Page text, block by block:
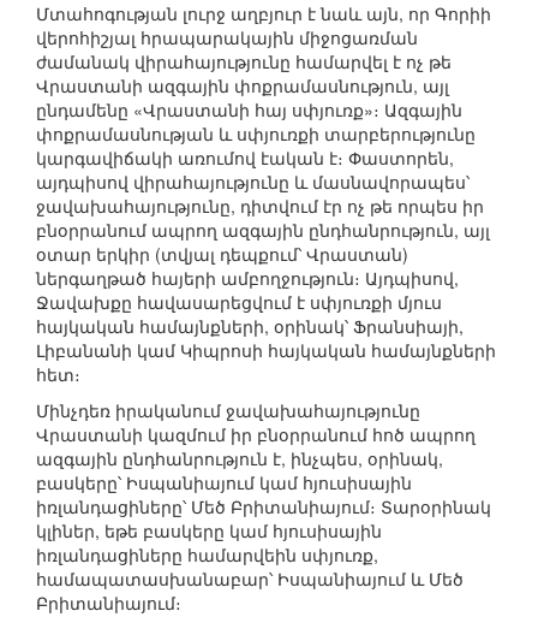
Մտահոգության լուրջ աղբյուր է նաև այն, որ Գորիի
վերոհիշյալ հրապարակային միջոցառման
ժամանակ վիրահայությունը համարվել է ոչ թե
Վրաստանի ազգային փոքրամասնություն, այլ
ընդամենը «Վրաստանի հայ սփյուռք»։ Ազգային
փոքրամասնության և սփյուռքի տարբերությունը
կարգավիճակի առումով էական է։ Փաստորեն,
այդպիսով վիրահայությունը և մասնավորապես՝
ջավախահայությունը, դիտվում էր ոչ թե որպես իր
բնօրրանում ապրող ազգային ընդհանրություն, այլ
օտար երկիր (տվյալ դեպքում՝ Վրաստան)
ներգաղթած հայերի ամբողջություն։ Այդպիսով,
Ջավախքը հավասարեցվում է սփյուռքի մյուս
հայկական համայնքների, օրինակ՝ Ֆրանսիայի,
Լիբանանի կամ Կիպրոսի հայկական համայնքների
հետ։
Մինչդեռ իրականում ջավախահայությունը
Վրաստանի կազմում իր բնօրրանում հոծ ապրող
ազգային ընդհանրություն է, ինչպես, օրինակ,
բասկերը՝ Իսպանիայում կամ հյուսիսային
իռլանդացիները՝ Մեծ Բրիտանիայում։ Տարօրինակ
կլիներ, եթե բասկերը կամ հյուսիսային
իռլանդացիները համարվեին սփյուռք,
համապատասխանաբար՝ Իսպանիայում և Մեծ
Բրիտանիայում։